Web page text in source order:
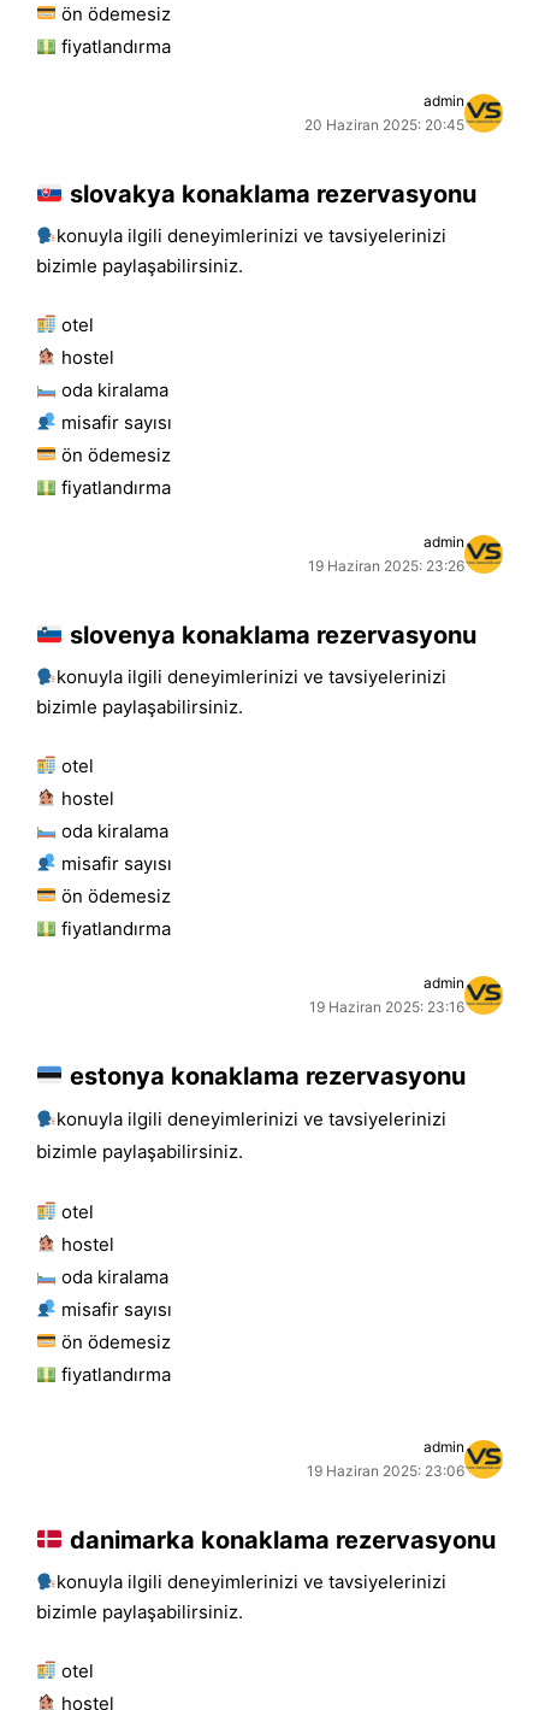
ön ödemesiz
fiyatlandırma
admin
20 Haziran 2025: 20:45
slovakya konaklama rezervasyonu
konuyla ilgili deneyimlerinizi ve tavsiyelerinizi
bizimle paylaşabilirsiniz.
otel
hostel
oda kiralama
misafir sayısı
ön ödemesiz
fiyatlandırma
admin
19 Haziran 2025: 23:26
slovenya konaklama rezervasyonu
konuyla ilgili deneyimlerinizi ve tavsiyelerinizi
bizimle paylaşabilirsiniz.
otel
hostel
oda kiralama
misafir sayısı
ön ödemesiz
fiyatlandırma
admin
19 Haziran 2025: 23:16
estonya konaklama rezervasyonu
konuyla ilgili deneyimlerinizi ve tavsiyelerinizi
bizimle paylaşabilirsiniz.
otel
hostel
oda kiralama
misafir sayısı
ön ödemesiz
fiyatlandırma
admin
19 Haziran 2025: 23:06
danimarka konaklama rezervasyonu
konuyla ilgili deneyimlerinizi ve tavsiyelerinizi
bizimle paylaşabilirsiniz.
otel
hostel